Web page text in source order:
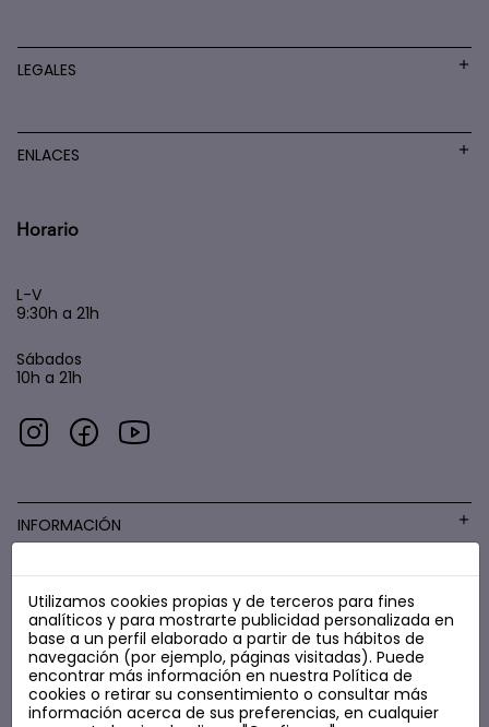
LEGALES
ENLACES
Horario
L-V
9:30h a 21h
Sábados
10h a 21h
INFORMACIÓN
COSMÉTICA LOW COST
Utilizamos cookies propias y de terceros para fines
analíticos y para mostrarte publicidad personalizada en
base a un perfil elaborado a partir de tus hábitos de
navegación (por ejemplo, páginas visitadas). Puede
encontrar más información en nuestra Política de
cookies o retirar su consentimiento o consultar más
información acerca de sus preferencias, en cualquier